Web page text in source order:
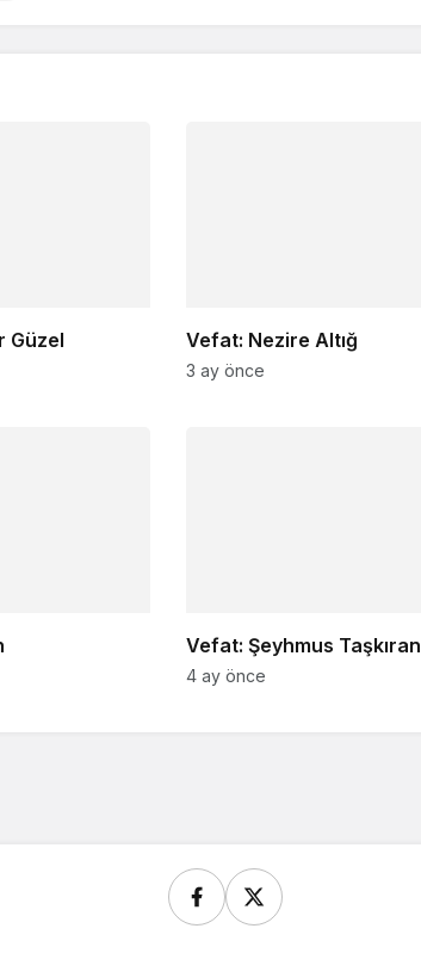
Güzel Vefat: Nezire Altığ
3 ay önce
Vefat: Şeyhmus Taşkıran
4 ay önce